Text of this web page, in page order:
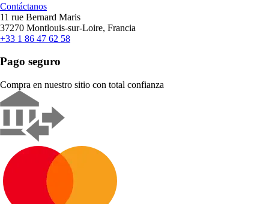
Contáctanos
11 rue Bernard Maris
37270 Montlouis-sur-Loire, Francia
+33 1 86 47 62 58
Pago seguro
Compra en nuestro sitio con total confianza